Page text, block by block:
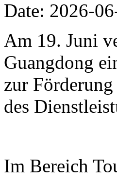
Date: 2026-
Am 19. Juni
Guangdong
zur
des
Im Bereich